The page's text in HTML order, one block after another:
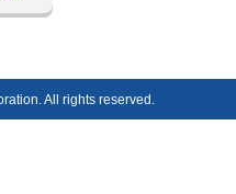
All rights reserved.